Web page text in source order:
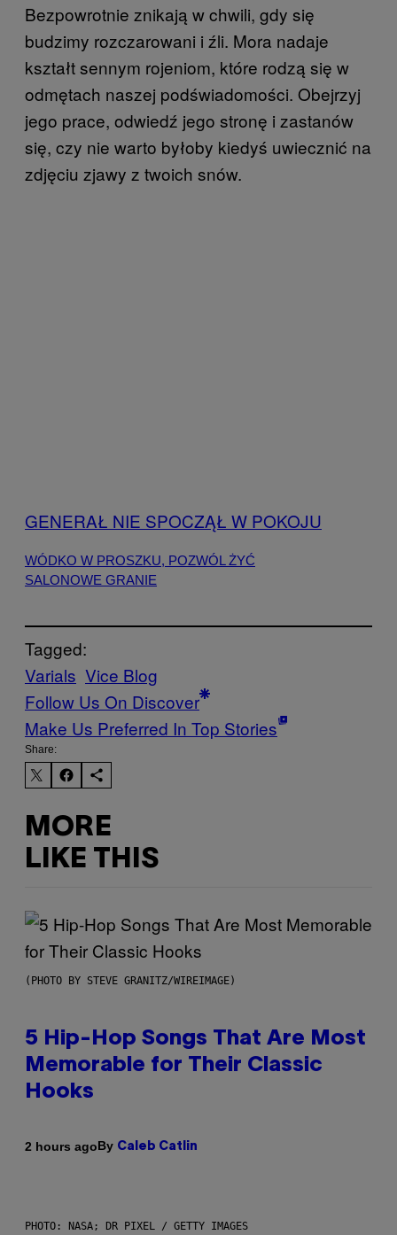
Bezpowrotnie znikają w chwili, gdy się
budzimy rozczarowani i źli. Mora nadaje
kształt sennym rojeniom, które rodzą się w
odmętach naszej podświadomości. Obejrzyj
jego prace, odwiedź jego stronę i zastanów
się, czy nie warto byłoby kiedyś uwiecznić na
zdjęciu zjawy z twoich snów.
GENERAŁ NIE SPOCZĄŁ W POKOJU
WÓDKO W PROSZKU, POZWÓL ŻYĆ
SALONOWE GRANIE
Tagged:
Varials Vice Blog
Follow Us On Discover
Make Us Preferred In Top Stories
Share:
MORE
LIKE THIS
(PHOTO BY STEVE GRANITZ/WIREIMAGE)
5 Hip-Hop Songs That Are Most
Memorable for Their Classic
Hooks
2 hours agoBy Caleb Catlin
PHOTO: NASA; DR PIXEL / GETTY IMAGES